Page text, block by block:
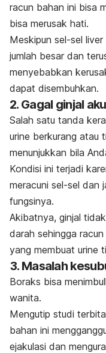
racun bahan ini bisa
bisa merusak hati.
Meskipun sel-sel
jumlah besar dan
menyebabkan
dapat disembuhkan.
2. Gagal ginjal
Salah satu tanda
urine berkurang atau
menunjukkan bila
Kondisi ini terjadi
meracuni sel-sel dan
fungsinya.
Akibatnya, ginjal
darah sehingga
yang membuat urine
3. Masalah
Boraks bisa
wanita.
Mengutip studi
bahan ini
ejakulasi dan